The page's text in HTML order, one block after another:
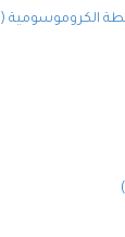
الكروموسومية (10:19)